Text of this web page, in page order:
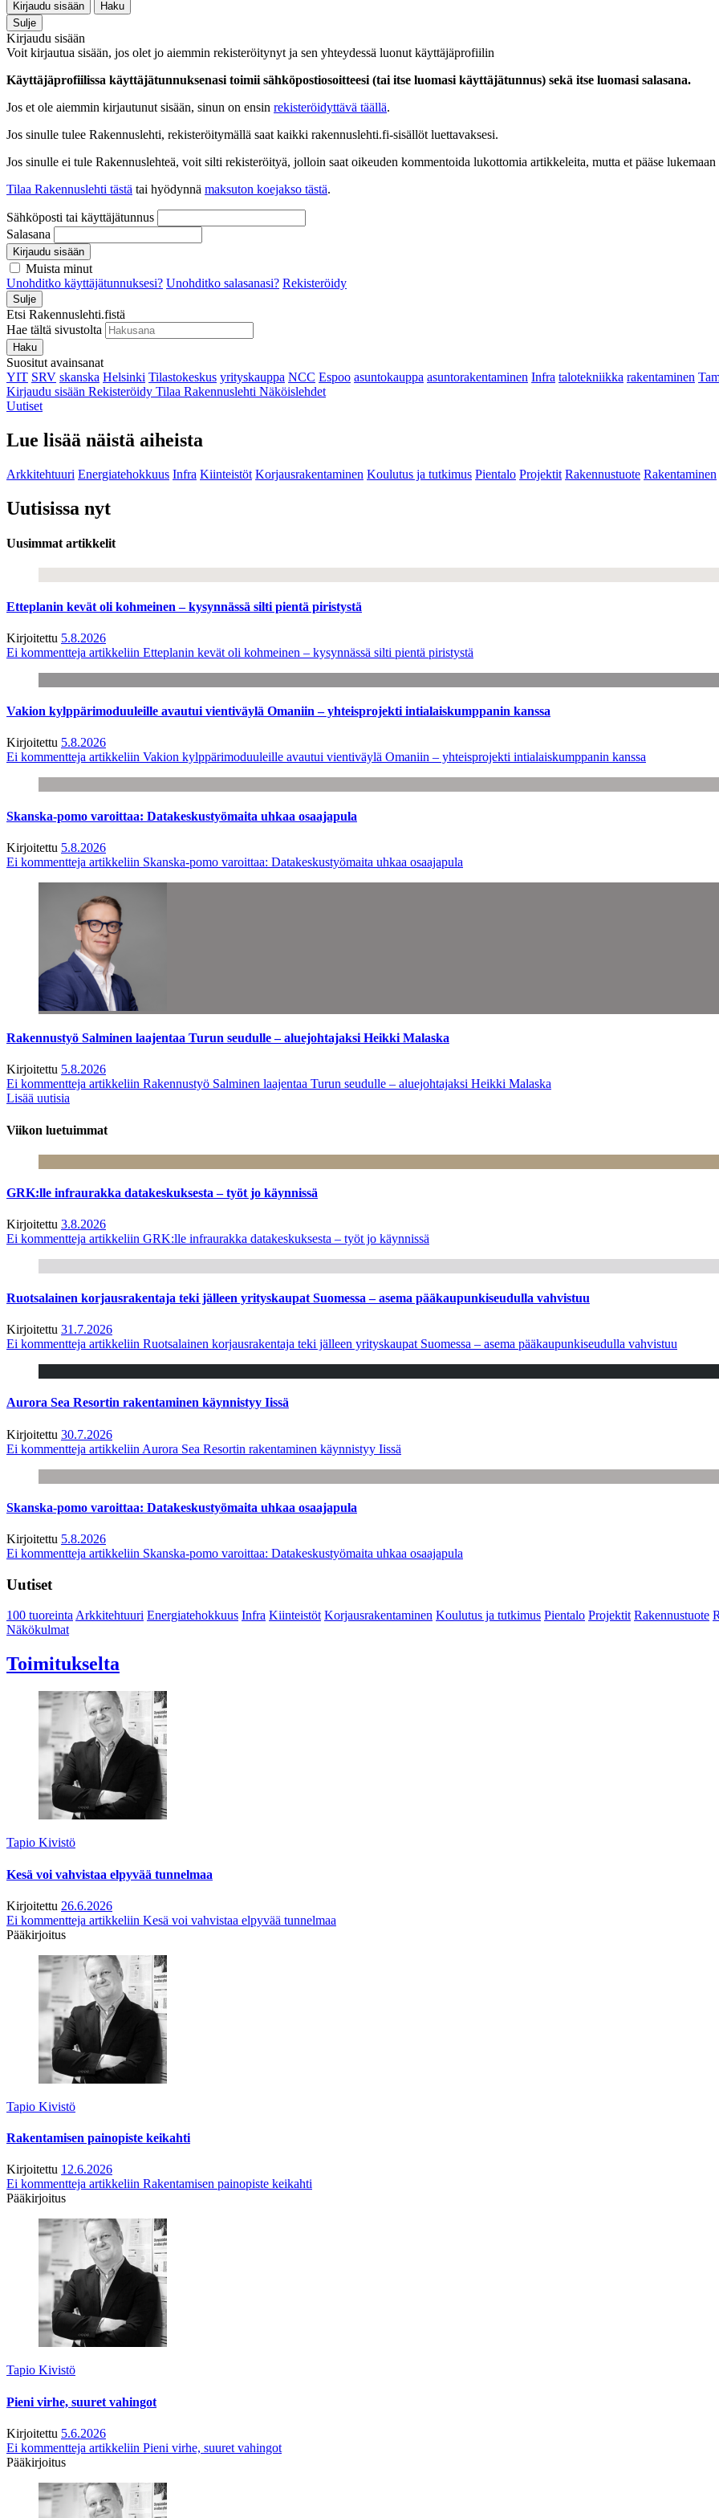
Kirjaudu sisään
Haku
Sulje
Kirjaudu sisään
Voit kirjautua sisään, jos olet jo aiemmin rekisteröitynyt ja sen yhteydessä luonut käyttäjäprofiilin
Käyttäjäprofiilissa käyttäjätunnuksenasi toimii sähköpostiosoitteesi (tai itse luomasi käyttäjätunnus) sekä itse luomasi salasana.
Jos et ole aiemmin kirjautunut sisään, sinun on ensin rekisteröidyttävä täällä.
Jos sinulle tulee Rakennuslehti, rekisteröitymällä saat kaikki rakennuslehti.fi-sisällöt luettavaksesi.
Jos sinulle ei tule Rakennuslehteä, voit silti rekisteröityä, jolloin saat oikeuden kommentoida lukottomia artikkeleita, mutta et pääse
Tilaa Rakennuslehti tästä tai hyödynnä maksuton koejakso tästä.
Sähköposti tai käyttäjätunnus
Salasana
Kirjaudu sisään
Muista minut
Unohditko käyttäjätunnuksesi? Unohditko salasanasi? Rekisteröidy
Sulje
Etsi Rakennuslehti.fistä
Hae tältä sivustolta
Haku
Suositut avainsanat
YIT SRV skanska Helsinki Tilastokeskus yrityskauppa NCC Espoo asuntokauppa asuntorakentaminen Infra talotekniikka rakentaminen
Kirjaudu sisään Rekisteröidy Tilaa Rakennuslehti Näköislehdet
Uutiset
Lue lisää näistä aiheista
Arkkitehtuuri Energiatehokkuus Infra Kiinteistöt Korjausrakentaminen Koulutus ja tutkimus Pientalo Projektit Rakennustuote Rakentaminen
Uutisissa nyt
Uusimmat artikkelit
Etteplanin kevät oli kohmeinen – kysynnässä silti pientä piristystä
Kirjoitettu 5.8.2026
Ei kommentteja artikkeliin Etteplanin kevät oli kohmeinen – kysynnässä silti pientä piristystä
Vakion kylppärimoduuleille avautui vientiväylä Omaniin – yhteisprojekti intialaiskumppanin kanssa
Kirjoitettu 5.8.2026
Ei kommentteja artikkeliin Vakion kylppärimoduuleille avautui vientiväylä Omaniin – yhteisprojekti intialaiskumppanin kanssa
Skanska-pomo varoittaa: Datakeskustyömaita uhkaa osaajapula
Kirjoitettu 5.8.2026
Ei kommentteja artikkeliin Skanska-pomo varoittaa: Datakeskustyömaita uhkaa osaajapula
Rakennustyö Salminen laajentaa Turun seudulle – aluejohtajaksi Heikki Malaska
Kirjoitettu 5.8.2026
Ei kommentteja artikkeliin Rakennustyö Salminen laajentaa Turun seudulle – aluejohtajaksi Heikki Malaska
Lisää uutisia
Viikon luetuimmat
GRK:lle infraurakka datakeskuksesta – työt jo käynnissä
Kirjoitettu 3.8.2026
Ei kommentteja artikkeliin GRK:lle infraurakka datakeskuksesta – työt jo käynnissä
Ruotsalainen korjausrakentaja teki jälleen yrityskaupat Suomessa – asema pääkaupunkiseudulla vahvistuu
Kirjoitettu 31.7.2026
Ei kommentteja artikkeliin Ruotsalainen korjausrakentaja teki jälleen yrityskaupat Suomessa – asema pääkaupunkiseudulla vahvistuu
Aurora Sea Resortin rakentaminen käynnistyy Iissä
Kirjoitettu 30.7.2026
Ei kommentteja artikkeliin Aurora Sea Resortin rakentaminen käynnistyy Iissä
Skanska-pomo varoittaa: Datakeskustyömaita uhkaa osaajapula
Kirjoitettu 5.8.2026
Ei kommentteja artikkeliin Skanska-pomo varoittaa: Datakeskustyömaita uhkaa osaajapula
Uutiset
100 tuoreintaArkkitehtuuri Energiatehokkuus Infra Kiinteistöt Korjausrakentaminen Koulutus ja tutkimus Pientalo Projektit Rakennustuote
Näkökulmat
Toimitukselta
Tapio Kivistö
Kesä voi vahvistaa elpyvää tunnelmaa
Kirjoitettu 26.6.2026
Ei kommentteja artikkeliin Kesä voi vahvistaa elpyvää tunnelmaa
Pääkirjoitus
Tapio Kivistö
Rakentamisen painopiste keikahti
Kirjoitettu 12.6.2026
Ei kommentteja artikkeliin Rakentamisen painopiste keikahti
Pääkirjoitus
Tapio Kivistö
Pieni virhe, suuret vahingot
Kirjoitettu 5.6.2026
Ei kommentteja artikkeliin Pieni virhe, suuret vahingot
Pääkirjoitus